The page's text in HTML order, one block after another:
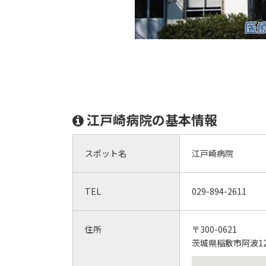
江戸崎病院の基本情報
スポット名 江戸崎病院
TEL 029-894-2611
住所
〒300-0621
茨城県稲敷市阿波